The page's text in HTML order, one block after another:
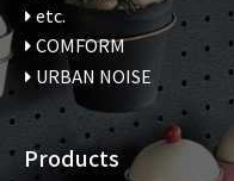
etc.
COMFORM
URBAN NOISE
Products